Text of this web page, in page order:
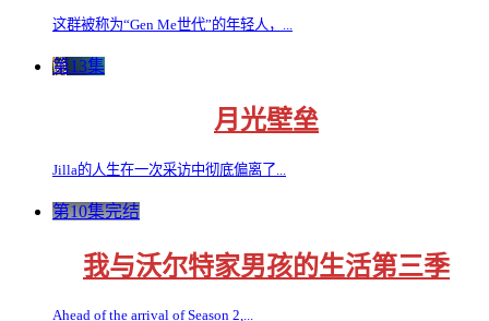
这群被称为“Gen Me世代”的年轻人，...
第13集
月光壁垒
Jilla的人生在一次采访中彻底偏离了...
第10集完结
我与沃尔特家男孩的生活第三季
Ahead of the arrival of Season 2,...